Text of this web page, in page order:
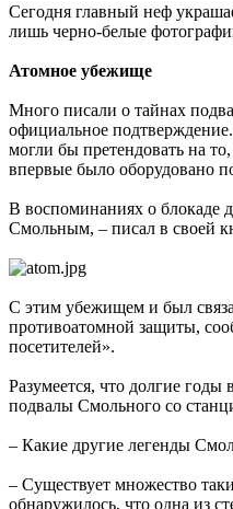
Сегодня главный неф
лишь черно-белые
Атомное убежище
Много писали о тайнах
официальное
могли бы претендовать на
впервые было оборудовано
В воспоминаниях о блокаде
Смольным, – писал в своей
С этим убежищем и был
противоатомной защиты,
посетителей».
Разумеется, что долгие
подвалы Смольного со
– Какие другие легенды
– Существует множество
обнаружилось, что одна из